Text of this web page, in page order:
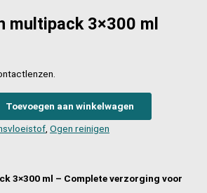
multipack 3×300 ml
Toevoegen aan winkelwagen
Ogen reinigen
3×300 ml – Complete verzorging voor